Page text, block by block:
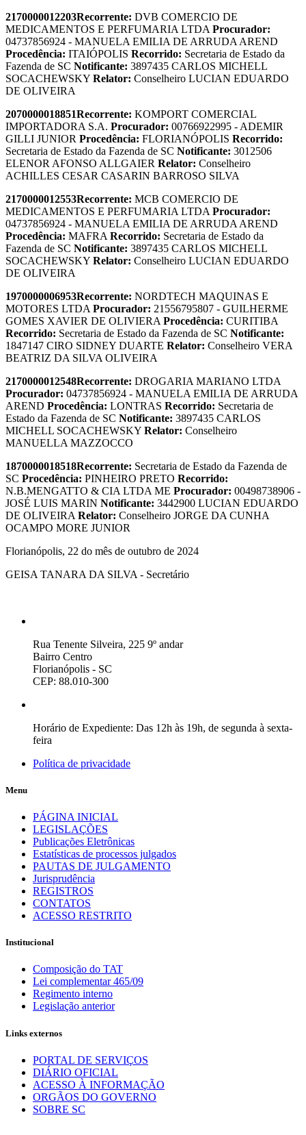
2170000012203Recorrente: DVB COMERCIO DE
MEDICAMENTOS E PERFUMARIA LTDA Procurador:
04737856924 - MANUELA EMILIA DE ARRUDA AREND
Procedência: ITAIÓPOLIS Recorrido: Secretaria de Estado da
Fazenda de SC Notificante: 3897435 CARLOS MICHELL
SOCACHEWSKY Relator: Conselheiro LUCIAN EDUARDO
DE OLIVEIRA
2070000018851Recorrente: KOMPORT COMERCIAL
IMPORTADORA S.A. Procurador: 00766922995 - ADEMIR
GILLI JUNIOR Procedência: FLORIANÓPOLIS Recorrido:
Secretaria de Estado da Fazenda de SC Notificante: 3012506
ELENOR AFONSO ALLGAIER Relator: Conselheiro
ACHILLES CESAR CASARIN BARROSO SILVA
2170000012553Recorrente: MCB COMERCIO DE
MEDICAMENTOS E PERFUMARIA LTDA Procurador:
04737856924 - MANUELA EMILIA DE ARRUDA AREND
Procedência: MAFRA Recorrido: Secretaria de Estado da
Fazenda de SC Notificante: 3897435 CARLOS MICHELL
SOCACHEWSKY Relator: Conselheiro LUCIAN EDUARDO
DE OLIVEIRA
1970000006953Recorrente: NORDTECH MAQUINAS E
MOTORES LTDA Procurador: 21556795807 - GUILHERME
GOMES XAVIER DE OLIVIERA Procedência: CURITIBA
Recorrido: Secretaria de Estado da Fazenda de SC Notificante:
1847147 CIRO SIDNEY DUARTE Relator: Conselheiro VERA
BEATRIZ DA SILVA OLIVEIRA
2170000012548Recorrente: DROGARIA MARIANO LTDA
Procurador: 04737856924 - MANUELA EMILIA DE ARRUDA
AREND Procedência: LONTRAS Recorrido: Secretaria de
Estado da Fazenda de SC Notificante: 3897435 CARLOS
MICHELL SOCACHEWSKY Relator: Conselheiro
MANUELLA MAZZOCCO
1870000018518Recorrente: Secretaria de Estado da Fazenda de
SC Procedência: PINHEIRO PRETO Recorrido:
N.B.MENGATTO & CIA LTDA ME Procurador: 00498738906 -
JOSÉ LUIS MARIN Notificante: 3442900 LUCIAN EDUARDO
DE OLIVEIRA Relator: Conselheiro JORGE DA CUNHA
OCAMPO MORE JUNIOR
Florianópolis, 22 do mês de outubro de 2024
GEISA TANARA DA SILVA - Secretário
Rua Tenente Silveira, 225 9º andar
Bairro Centro
Florianópolis - SC
CEP: 88.010-300
Horário de Expediente: Das 12h às 19h, de segunda à sexta-
feira
Política de privacidade
Menu
PÁGINA INICIAL
LEGISLAÇÕES
Publicações Eletrônicas
Estatísticas de processos julgados
PAUTAS DE JULGAMENTO
Jurisprudência
REGISTROS
CONTATOS
ACESSO RESTRITO
Institucional
Composição do TAT
Lei complementar 465/09
Regimento interno
Legislação anterior
Links externos
PORTAL DE SERVIÇOS
DIÁRIO OFICIAL
ACESSO À INFORMAÇÃO
ORGÃOS DO GOVERNO
SOBRE SC